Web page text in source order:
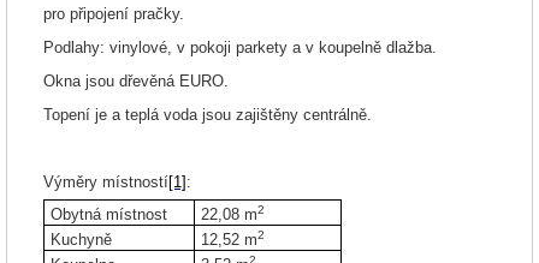
pro připojení pračky.
Podlahy: vinylové, v pokoji parkety a v koupelně dlažba.
Okna jsou dřevěná EURO.
Topení je a teplá voda jsou zajištěny centrálně.
Výměry místností[1] :
Obytná místnost
22,08 m2
Kuchyně 12,52 m2
2